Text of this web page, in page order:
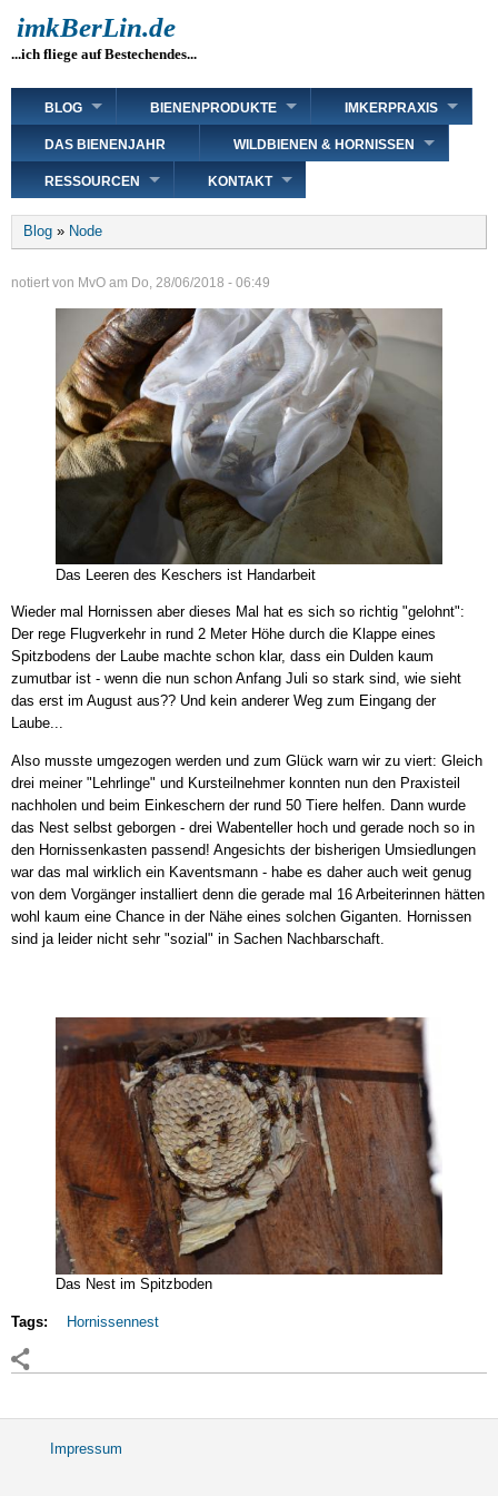
zum
Inhalt
imkBerLin.de
...ich fliege auf Bestechendes...
Main
navigation
BLOG BIENENPRODUKTE IMKERPRAXIS
DAS BIENENJAHR WILDBIENEN & HORNISSEN
RESSOURCEN KONTAKT
Breadcrumb
Blog Node
notiert von MvO am Do, 28/06/2018 - 06:49
Das Leeren des Keschers ist Handarbeit
Wieder mal Hornissen aber dieses Mal hat es sich so richtig "gelohnt":
Der rege Flugverkehr in rund 2 Meter Höhe durch die Klappe eines
Spitzbodens der Laube machte schon klar, dass ein Dulden kaum
zumutbar ist - wenn die nun schon Anfang Juli so stark sind, wie sieht
das erst im August aus?? Und kein anderer Weg zum Eingang der
Laube...
Also musste umgezogen werden und zum Glück warn wir zu viert: Gleich
drei meiner "Lehrlinge" und Kursteilnehmer konnten nun den Praxisteil
nachholen und beim Einkeschern der rund 50 Tiere helfen. Dann wurde
das Nest selbst geborgen - drei Wabenteller hoch und gerade noch so in
den Hornissenkasten passend! Angesichts der bisherigen Umsiedlungen
war das mal wirklich ein Kaventsmann - habe es daher auch weit genug
von dem Vorgänger installiert denn die gerade mal 16 Arbeiterinnen hätten
wohl kaum eine Chance in der Nähe eines solchen Giganten. Hornissen
sind ja leider nicht sehr "sozial" in Sachen Nachbarschaft.
Das Nest im Spitzboden
Tags: Hornissennest
Fußbereichsmenü
Impressum